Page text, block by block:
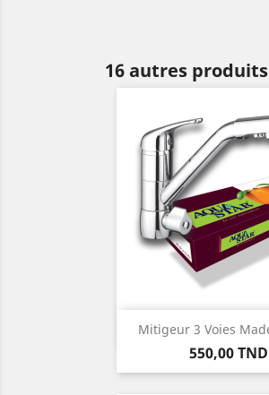
16 autres
Mitigeur 3 Voies
Prix
550,00 TND
Aperçu